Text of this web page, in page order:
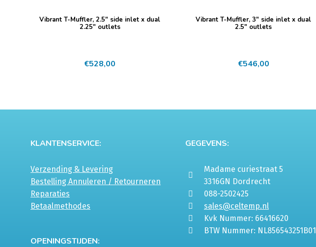
Vibrant T-Muffler, 2.5″ side inlet x dual
2.25″ outlets
€528,00
Vibrant T-Muffler, 3″ side inlet x dual
2.5″ outlets
€546,00
KLANTENSERVICE:
Verzending & Levering
Bestelling Annuleren / Retourneren
Reparaties
Betaalmethodes
OPENINGSTIJDEN:
GEGEVENS:
Madame curiestraat 5
3316GN Dordrecht
088-2502425
sales@celtemp.nl
Kvk Nummer: 66416620
BTW Nummer: NL856543251B01